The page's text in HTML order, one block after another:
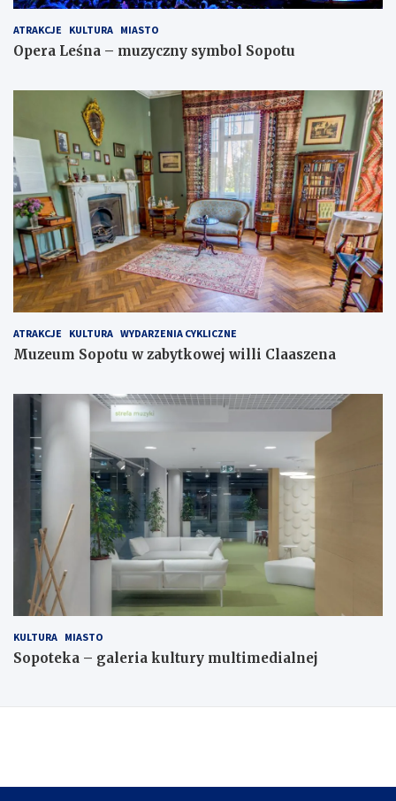
ATRAKCJE KULTURA MIASTO
Opera Leśna – muzyczny symbol Sopotu
ATRAKCJE KULTURA WYDARZENIA CYKLICZNE
Muzeum Sopotu w zabytkowej willi Claaszena
KULTURA MIASTO
Sopoteka – galeria kultury multimedialnej